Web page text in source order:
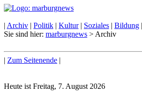
| Archiv | Politik | Kultur| Soziales | Bildung |
Sie sind hier: marburgnews > Archiv
| Zum Seitenende |
Heute ist Freitag, 7. August 2026